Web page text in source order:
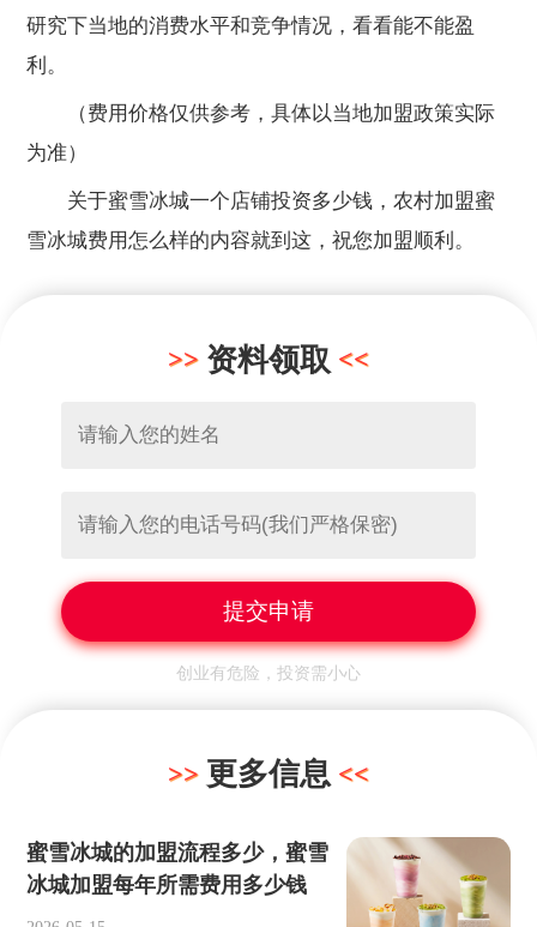
研究下当地的消费水平和竞争情况，看看能不能盈
利。
（费用价格仅供参考，具体以当地加盟政策实际
为准）
关于蜜雪冰城一个店铺投资多少钱，农村加盟蜜
雪冰城费用怎么样的内容就到这，祝您加盟顺利。
资料领取
创业有危险，投资需小心
更多信息
蜜雪冰城的加盟流程多少，蜜雪
冰城加盟每年所需费用多少钱